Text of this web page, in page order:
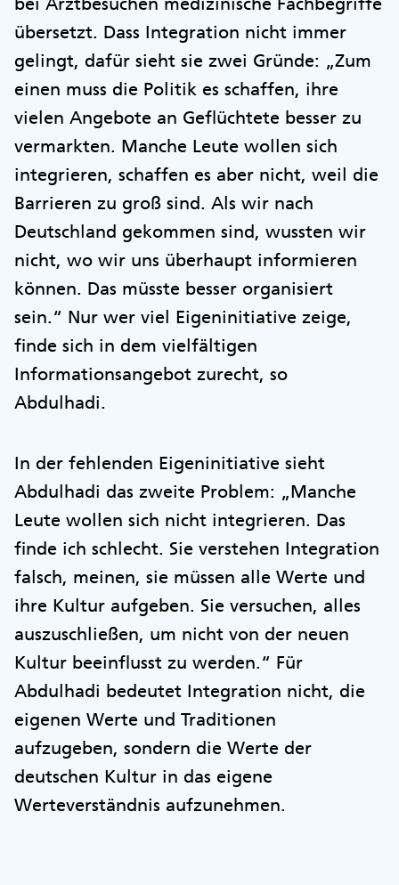
übersetzt. Dass Integration nicht immer
gelingt, dafür sieht sie zwei Gründe: „Zum
einen muss die Politik es schaffen, ihre
vielen Angebote an Geflüchtete besser zu
vermarkten. Manche Leute wollen sich
integrieren, schaffen es aber nicht, weil die
Barrieren zu groß sind. Als wir nach
Deutschland gekommen sind, wussten wir
nicht, wo wir uns überhaupt informieren
können. Das müsste besser organisiert
sein.“ Nur wer viel Eigeninitiative zeige,
finde sich in dem vielfältigen
Informationsangebot zurecht, so
Abdulhadi.
In der fehlenden Eigeninitiative sieht
Abdulhadi das zweite Problem: „Manche
Leute wollen sich nicht integrieren. Das
finde ich schlecht. Sie verstehen Integration
falsch, meinen, sie müssen alle Werte und
ihre Kultur aufgeben. Sie versuchen, alles
auszuschließen, um nicht von der neuen
Kultur beeinflusst zu werden.“ Für
Abdulhadi bedeutet Integration nicht, die
eigenen Werte und Traditionen
aufzugeben, sondern die Werte der
deutschen Kultur in das eigene
Werteverständnis aufzunehmen.